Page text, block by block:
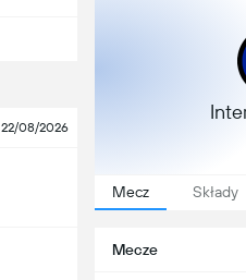
22/08/2026
Mecz Składy
Mecze